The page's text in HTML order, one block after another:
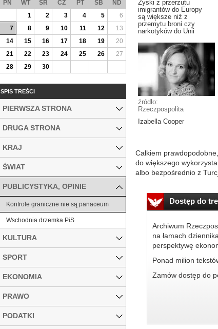
Zyski z przerzutu
imigrantów do Europy
są większe niż z
przemytu broni czy
narkotyków do Unii
źródło:
Rzeczpospolita
Izabella Cooper
Całkiem
do większego
albo bezpośrednio z
Dostęp do
Archiwum
na łamach
perspektywę
Ponad milion
Zamów dostęp do
PN WT ŚR CZ PT SB
ND
1
2 3 4 5
6
7
8 9 10 11 12
13
14
15 16 17 18 19
20
21
22 23 24 25 26
27
28
29 30
SPIS TREŚCI
PIERWSZA STRONA
DRUGA STRONA
KRAJ
ŚWIAT
PUBLICYSTYKA, OPINIE
Kontrole graniczne nie są panaceum
Wschodnia drzemka PiS
KULTURA
SPORT
EKONOMIA
PRAWO
PODATKI